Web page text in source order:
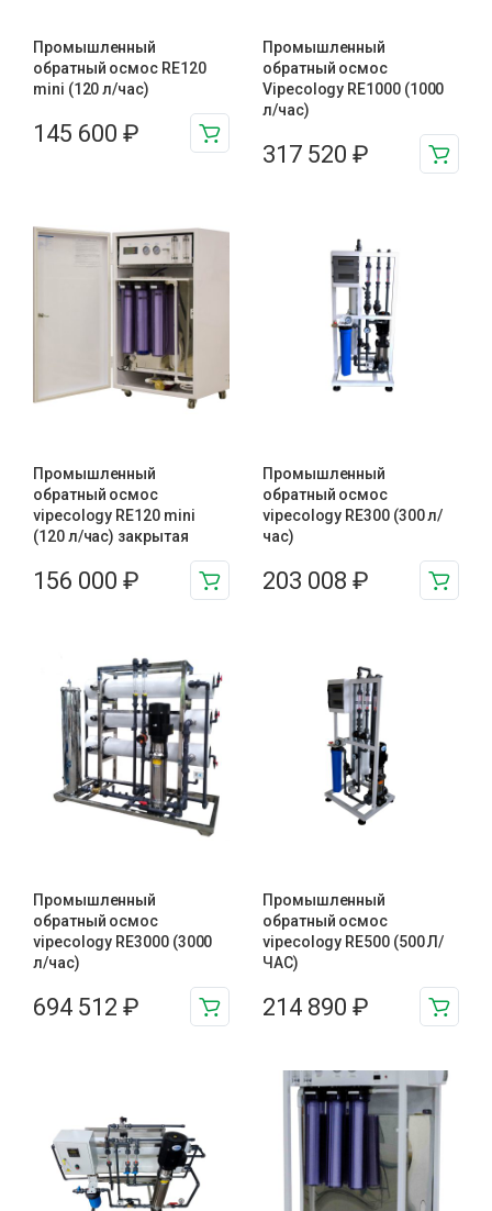
Промышленный
обратный осмос RE120
mini (120 л/час)
145 600 ₽
Промышленный
обратный осмос
Vipecology RE1000 (1000
л/час)
317 520 ₽
Промышленный
обратный осмос
vipecology RE120 mini
(120 л/час) закрытая
156 000 ₽
Промышленный
обратный осмос
vipecology RE300 (300 л/
час)
203 008 ₽
Промышленный
обратный осмос
vipecology RE3000 (3000
л/час)
694 512 ₽
Промышленный
обратный осмос
vipecology RE500 (500 Л/
ЧАС)
214 890 ₽